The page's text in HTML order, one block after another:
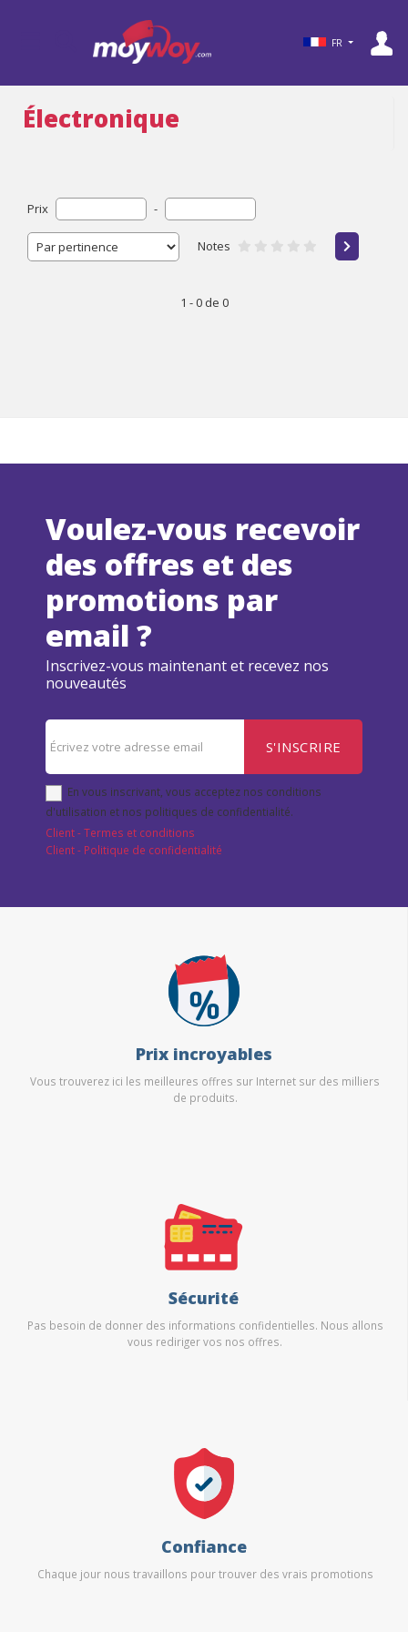
FR
Électronique
Prix -
Notes
1 - 0 de 0
Voulez-vous recevoir
des offres et des
promotions par
email ?
Inscrivez-vous maintenant et recevez nos
nouveautés
S'INSCRIRE
En vous inscrivant, vous acceptez nos conditions
d'utilisation et nos politiques de confidentialité.
Client - Termes et conditions
Client - Politique de confidentialité
Prix incroyables
Vous trouverez ici les meilleures offres sur Internet sur des milliers
de produits.
Sécurité
Pas besoin de donner des informations confidentielles. Nous allons
vous rediriger vos nos offres.
Confiance
Chaque jour nous travaillons pour trouver des vrais promotions